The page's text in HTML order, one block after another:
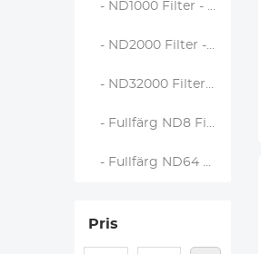
- ND1000 Filter - Nano X
- ND2000 Filter - Nano X
- ND32000 Filter - Nano X
- Fullfärg ND8 Filter - Nano X
- Fullfärg ND64 Filter - Nano X
Pris